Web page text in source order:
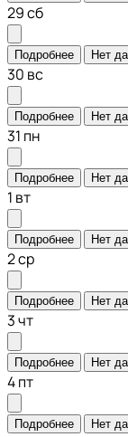
29сб
Подробнее Нет
30 вс
Подробнее Нет
31 пн
Подробнее Нет
1 вт
Подробнее Нет
2ср
Подробнее Нет
3чт
Подробнее Нет
4пт
Подробнее Нет